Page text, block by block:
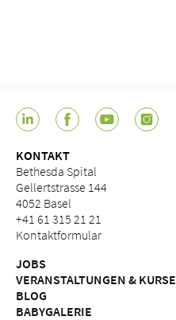
KONTAKT
Bethesda Spital
Gellertstrasse 144
4052 Basel
+41 61 315 21 21
Kontaktformular
JOBS
VERANSTALTUNGEN & KURSE
BLOG
BABYGALERIE